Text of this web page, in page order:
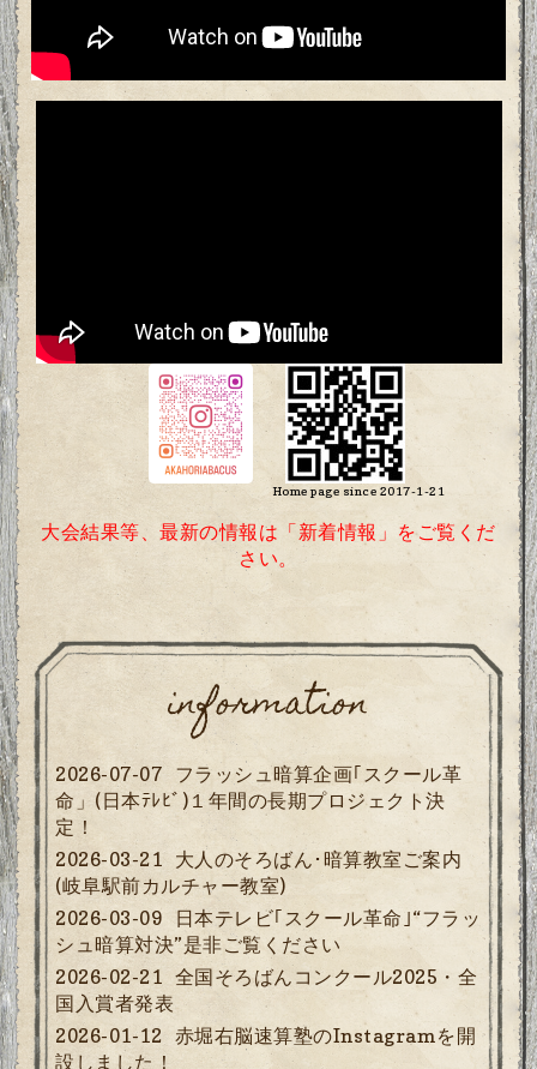
Home page since 2017-1-21
大会結果等、最新の情報は「新着情報」をご覧くだ
さい。
information
2026-07-07 フラッシュ暗算企画｢スクール革
命」(日本ﾃﾚﾋﾞ)１年間の長期プロジェクト決
定！
2026-03-21 大人のそろばん･暗算教室ご案内
(岐阜駅前カルチャー教室)
2026-03-09
日本テレビ｢スクール革命｣“フラッ
シュ暗算対決”是非ご覧ください
2026-02-21 全国そろばんコンクール2025・全
国入賞者発表
2026-01-12 赤堀右脳速算塾のInstagramを開
設しました！